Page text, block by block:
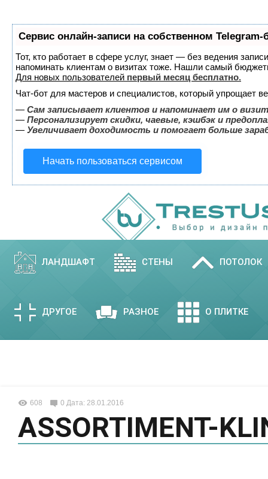
Сервис онлайн-записи на собственном Telegram-
Тот, кто работает в сфере услуг, знает — без ведения
напоминать клиентам о визитах тоже. Нашли самый
Для новых пользователей первый месяц бесплатно.
Чат-бот для мастеров и специалистов, который упрощает
— Сам записывает клиентов и напоминает им о
— Персонализирует скидки, чаевые, кэшбэк и
— Увеличивает доходимость и помогает больше
Начать пользоваться сервисом
ЛАНДШАФТ СТЕНЫ ПОТОЛОК
ДРУГОЕ РАЗНОЕ О ПЛИТКЕ
608 0 Дата: 28.01.2016
ASSORTIMENT-